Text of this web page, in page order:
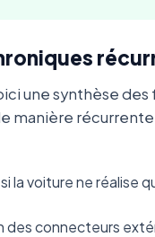
une synthèse
manière
la voiture ne réalise
des connecteurs